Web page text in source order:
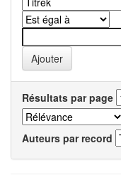
Résultats par page
Auteurs par record